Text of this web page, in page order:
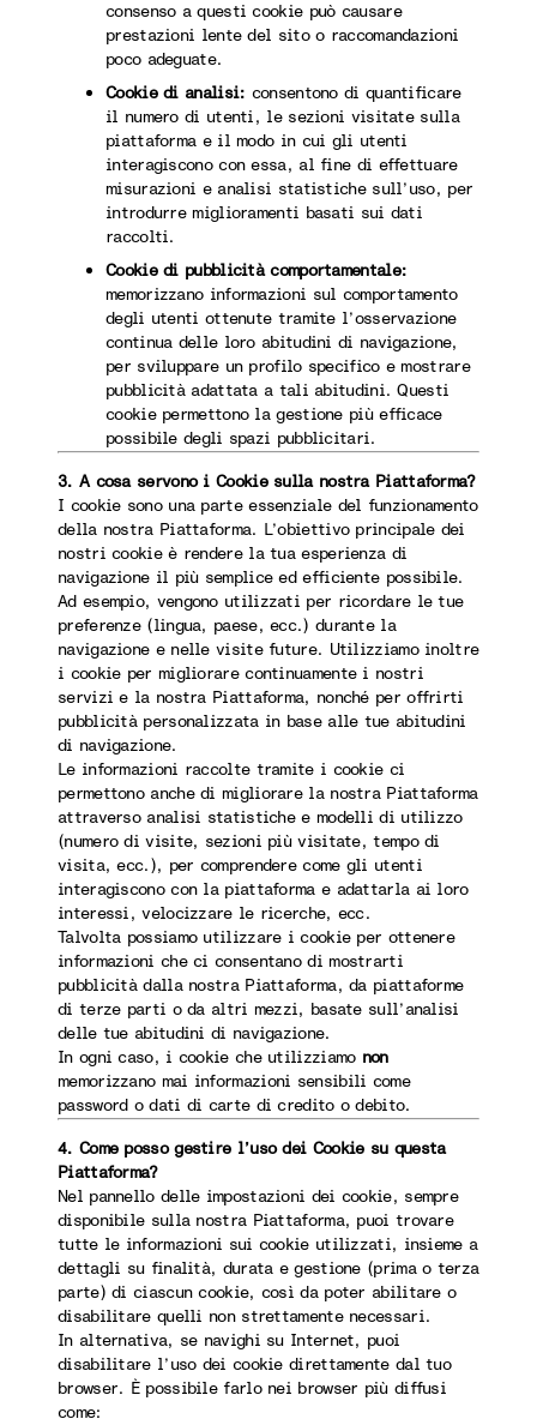
consenso a questi cookie può causare
prestazioni lente del sito o raccomandazioni
poco adeguate.
Cookie di analisi: consentono di quantificare
il numero di utenti, le sezioni visitate sulla
piattaforma e il modo in cui gli utenti
interagiscono con essa, al fine di effettuare
misurazioni e analisi statistiche sull’uso, per
introdurre miglioramenti basati sui dati
raccolti.
Cookie di pubblicità comportamentale:
memorizzano informazioni sul comportamento
degli utenti ottenute tramite l’osservazione
continua delle loro abitudini di navigazione,
per sviluppare un profilo specifico e mostrare
pubblicità adattata a tali abitudini. Questi
cookie permettono la gestione più efficace
possibile degli spazi pubblicitari.
3. A cosa servono i Cookie sulla nostra Piattaforma?
I cookie sono una parte essenziale del funzionamento
della nostra Piattaforma. L’obiettivo principale dei
nostri cookie è rendere la tua esperienza di
navigazione il più semplice ed efficiente possibile.
Ad esempio, vengono utilizzati per ricordare le tue
preferenze (lingua, paese, ecc.) durante la
navigazione e nelle visite future. Utilizziamo inoltre
i cookie per migliorare continuamente i nostri
servizi e la nostra Piattaforma, nonché per offrirti
pubblicità personalizzata in base alle tue abitudini
di navigazione.
Le informazioni raccolte tramite i cookie ci
permettono anche di migliorare la nostra Piattaforma
attraverso analisi statistiche e modelli di utilizzo
(numero di visite, sezioni più visitate, tempo di
visita, ecc.), per comprendere come gli utenti
interagiscono con la piattaforma e adattarla ai loro
interessi, velocizzare le ricerche, ecc.
Talvolta possiamo utilizzare i cookie per ottenere
informazioni che ci consentano di mostrarti
pubblicità dalla nostra Piattaforma, da piattaforme
di terze parti o da altri mezzi, basate sull’analisi
delle tue abitudini di navigazione.
In ogni caso, i cookie che utilizziamo non
memorizzano mai informazioni sensibili come
password o dati di carte di credito o debito.
4. Come posso gestire l’uso dei Cookie su questa
Piattaforma?
Nel pannello delle impostazioni dei cookie, sempre
disponibile sulla nostra Piattaforma, puoi trovare
tutte le informazioni sui cookie utilizzati, insieme a
dettagli su finalità, durata e gestione (prima o terza
parte) di ciascun cookie, così da poter abilitare o
disabilitare quelli non strettamente necessari.
In alternativa, se navighi su Internet, puoi
disabilitare l’uso dei cookie direttamente dal tuo
browser. È possibile farlo nei browser più diffusi
come: